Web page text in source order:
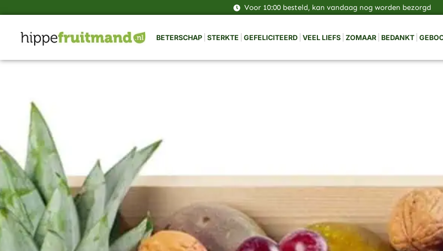
Voor 10:00 besteld, kan vandaag nog worden bezorgd
BETERSCHAP STERKTE GEFELICITEERD VEEL LIEFS ZOMAAR BEDANKT